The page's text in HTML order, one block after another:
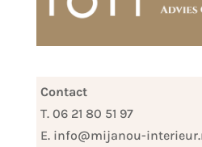
Contact
T. 06 21 80 51 97
E. info@mijanou-